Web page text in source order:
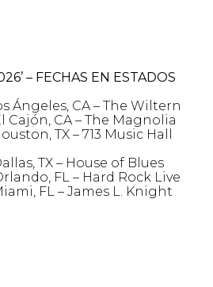
– FECHAS EN ESTADOS
Ángeles, CA – The Wiltern
Cajón, CA – The Magnolia
TX – 713 Music Hall
TX – House of Blues
FL – Hard Rock Live
FL – James L. Knight